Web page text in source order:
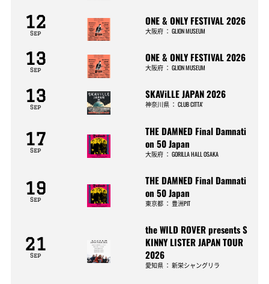
12
Sep
ONE & ONLY FESTIVAL 2026
大阪府 ：GLION MUSEUM
13
Sep
ONE & ONLY FESTIVAL 2026
大阪府 ：GLION MUSEUM
13
Sep
SKAViLLE JAPAN 2026
神奈川県 ：CLUB CITTA’
17
Sep
THE DAMNED Final Damnati
on 50 Japan
大阪府 ：GORILLA HALL OSAKA
19
Sep
THE DAMNED Final Damnati
on 50 Japan
東京都 ：豊洲PIT
21
Sep
the WILD ROVER presents S
KINNY LISTER JAPAN TOUR
2026
愛知県 ：新栄シャングリラ